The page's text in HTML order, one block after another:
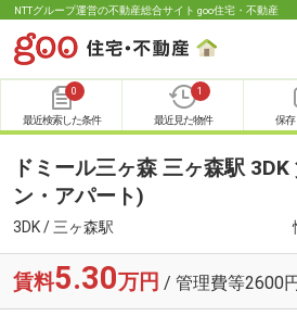
NTTグループ運営の不動産総合サイト goo住宅・不動産
0
最近検索した条件
1
最近見た物件 保存
ドミール三ヶ森 三ヶ森駅
ン・アパート)
3DK / 三ヶ森駅
賃料5.30万円 / 管理費等2600円